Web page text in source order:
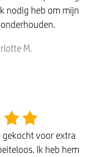
nodig heb om mijn
M.
gekocht voor extra
Ik heb hem